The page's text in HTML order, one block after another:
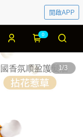
開啟APP
0
1/3